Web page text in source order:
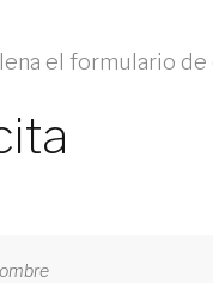
el formulario de